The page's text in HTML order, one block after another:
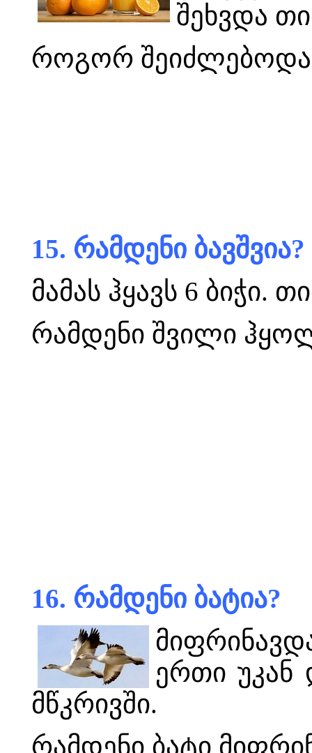
შეხვდა
როგორ შეიძლებოდა
15. რამდენი ბავშვია?
მამას ჰყავს 6 ბიჭი.
რამდენი შვილი
16. რამდენი ბატია?
ერთი
მწკრივში.
რამდენი ბატი